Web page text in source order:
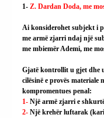
1- Z. Dardan Doda, me
Ai konsiderohet subjekt i
me armë zjarri ndaj një
me mbiemër Ademi, me
Gjatë kontrollit u gjet dhe
cilësinë e provës materiale
kompromentues penal:
1- Një armë zjarri e
2- Një krehër luftarak